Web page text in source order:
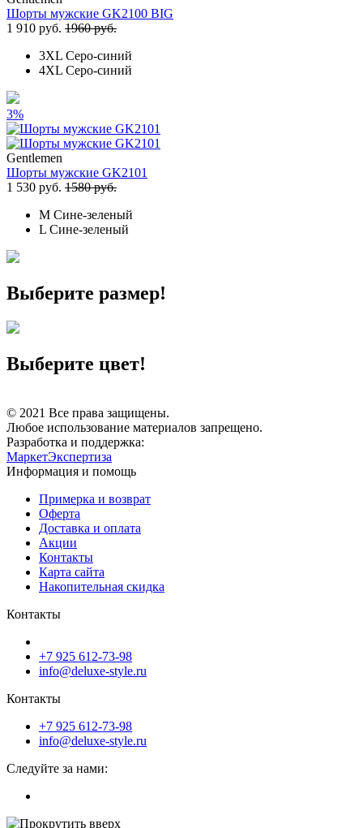
Шорты мужские GK2100 BIG
1 910 руб. 1960 руб.
3XL Серо-синий
4XL Серо-синий
3%
Gentlemen
Шорты мужские GK2101
1 530 руб. 1580 руб.
M Сине-зеленый
L Сине-зеленый
Выберите размер!
Выберите цвет!
© 2021 Все права защищены.
Любое использование материалов запрещено.
Разработка и поддержка:
МаркетЭкспертиза
Информация и помощь
Примерка и возврат
Оферта
Доставка и оплата
Акции
Контакты
Карта сайта
Накопительная скидка
Контакты
+7 925 612-73-98
info@deluxe-style.ru
Контакты
+7 925 612-73-98
info@deluxe-style.ru
Следуйте за нами: